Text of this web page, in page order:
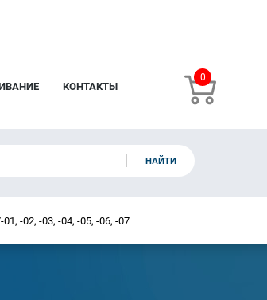
КОНТАКТЫ
0
-02, -03, -04, -05, -06, -07